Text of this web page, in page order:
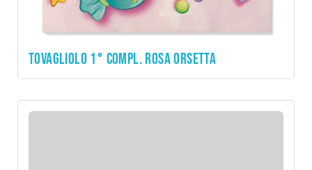
TOVAGLIOLO 1° COMPL. ROSA ORSETTA